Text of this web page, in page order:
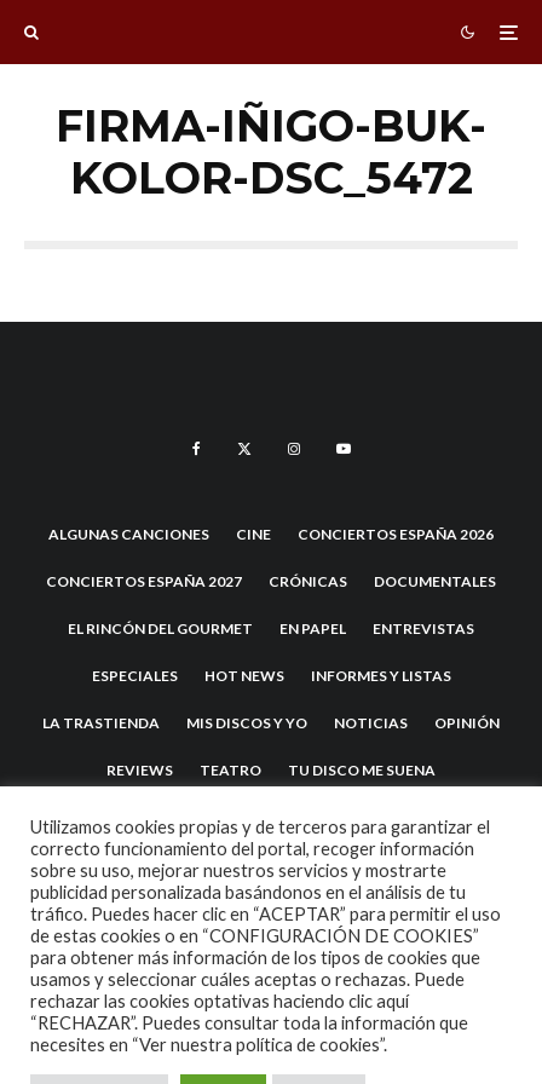
FIRMA-IÑIGO-BUK-
KOLOR-DSC_5472
ALGUNAS CANCIONES CINE CONCIERTOS ESPAÑA 2026
CONCIERTOS ESPAÑA 2027 CRÓNICAS DOCUMENTALES
EL RINCÓN DEL GOURMET EN PAPEL ENTREVISTAS
ESPECIALES HOT NEWS INFORMES Y LISTAS
LA TRASTIENDA MIS DISCOS Y YO NOTICIAS OPINIÓN
REVIEWS TEATRO TU DISCO ME SUENA
2007 COPYRIGHT -CODETIPITHEME
Utilizamos cookies propias y de terceros para garantizar el
correcto funcionamiento del portal, recoger información
sobre su uso, mejorar nuestros servicios y mostrarte
publicidad personalizada basándonos en el análisis de tu
tráfico. Puedes hacer clic en “ACEPTAR” para permitir el uso
de estas cookies o en “CONFIGURACIÓN DE COOKIES”
para obtener más información de los tipos de cookies que
usamos y seleccionar cuáles aceptas o rechazas. Puede
rechazar las cookies optativas haciendo clic aquí
“RECHAZAR”. Puedes consultar toda la información que
necesites en “Ver nuestra política de cookies”.